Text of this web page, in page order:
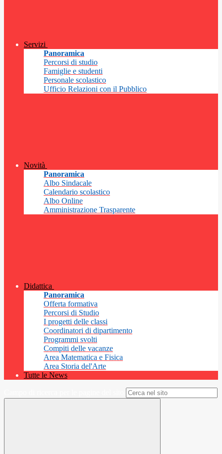
Servizi
Panoramica
Percorsi di studio
Famiglie e studenti
Personale scolastico
Ufficio Relazioni con il Pubblico
Novità
Panoramica
Albo Sindacale
Calendario scolastico
Albo Online
Amministrazione Trasparente
Didattica
Panoramica
Offerta formativa
Percorsi di Studio
I progetti delle classi
Coordinatori di dipartimento
Programmi svolti
Compiti delle vacanze
Area Matematica e Fisica
Area Storia del'Arte
Tutte le News